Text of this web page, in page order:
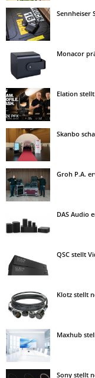
Sennheiser
Monacor
Elation
Skanbo
Groh P.A.
DAS Audio
QSC stellt
Klotz stellt
Maxhub
Sony stellt